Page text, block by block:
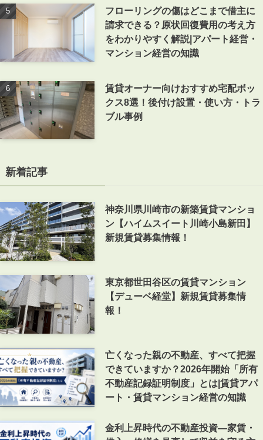
フローリングの傷はどこまで借主に
請求できる？原状回復費用の考え方
をわかりやすく解説|アパート経営・
マンション経営の知識
賃貸オーナー向けおすすめ宅配ボッ
クス8選！後付け設置・使い方・トラ
ブル事例
新着記事
神奈川県川崎市の新築賃貸マンショ
ン【ハイムスイート川崎小島新田】
新規賃貸募集情報！
東京都世田谷区の賃貸マンション
【デューベ経堂】新規賃貸募集情
報！
亡くなった親の不動産、すべて把握
できていますか？2026年開始「所有
不動産記録証明制度」とは|賃貸アパ
ート・賃貸マンション経営の知識
金利上昇時代の不動産投資―家賃・